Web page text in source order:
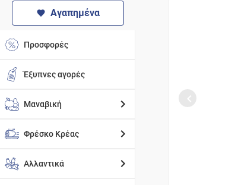
Αγαπημένα
Προσφορές
Έξυπνες αγορές
Μαναβική
Φρέσκο Κρέας
Αλλαντικά